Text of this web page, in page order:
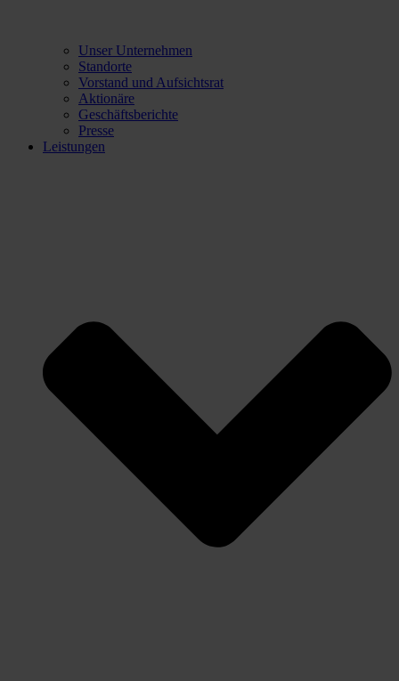
Unser Unternehmen
Standorte
Vorstand und Aufsichtsrat
Aktionäre
Geschäftsberichte
Presse
Leistungen